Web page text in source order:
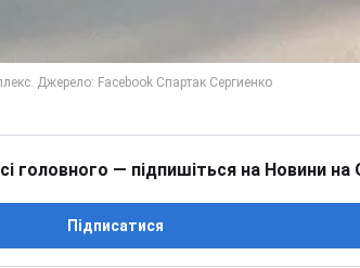
головного — підпишіться на Новини на
Підписатися